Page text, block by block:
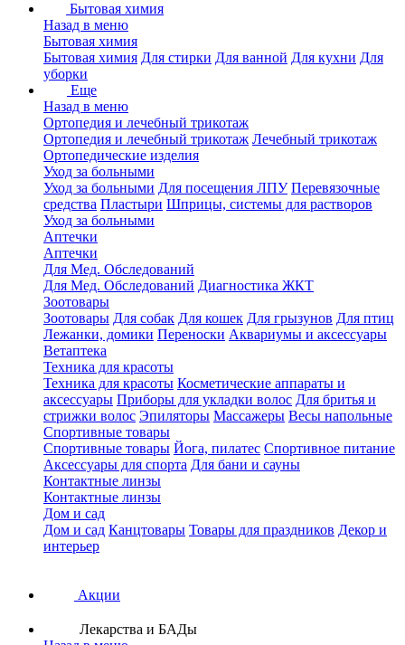
Бытовая химия
Назад в меню
Бытовая химия
Бытовая химия Для стирки Для ванной Для кухни Для
уборки
Еще
Назад в меню
Ортопедия и лечебный трикотаж
Ортопедия и лечебный трикотаж Лечебный трикотаж
Ортопедические изделия
Уход за больными
Уход за больными Для посещения ЛПУ Перевязочные
средства Пластыри Шприцы, системы для растворов
Уход за больными
Аптечки
Аптечки
Для Мед. Обследований
Для Мед. Обследований Диагностика ЖКТ
Зоотовары
Зоотовары Для собак Для кошек Для грызунов Для птиц
Лежанки, домики Переноски Аквариумы и аксессуары
Ветаптека
Техника для красоты
Техника для красоты Косметические аппараты и
аксессуары Приборы для укладки волос Для бритья и
стрижки волос Эпиляторы Массажеры Весы напольные
Спортивные товары
Спортивные товары Йога, пилатес Спортивное питание
Аксессуары для спорта Для бани и сауны
Контактные линзы
Контактные линзы
Дом и сад
Дом и сад Канцтовары Товары для праздников Декор и
интерьер
Акции
Лекарства и БАДы